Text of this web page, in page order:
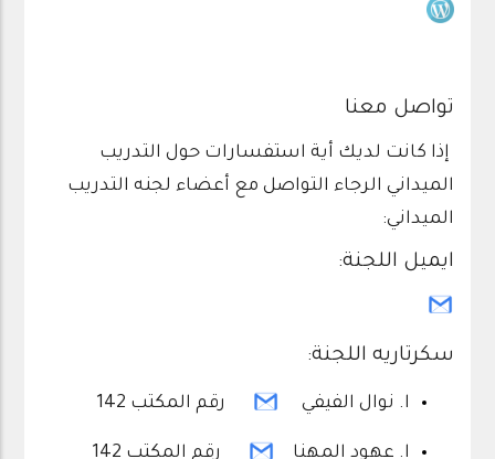
تواصل معنا
إذا كانت لديك أية استفسارات حول التدريب
الميداني الرجاء التواصل مع أعضاء لجنه التدريب
الميداني:
ايميل اللجنة:
سكرتاريه اللجنة:
ا. نوال الفيفي رقم المكتب 142
ا. عهود المهنا رقم المكتب 142